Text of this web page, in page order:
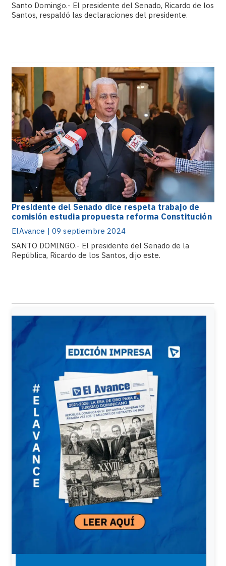
Santo Domingo.- El presidente del Senado, Ricardo de los
Santos, respaldó las declaraciones del presidente.
Presidente del Senado dice respeta trabajo de
comisión estudia propuesta reforma Constitución
ElAvance | 09 septiembre 2024
SANTO DOMINGO.- El presidente del Senado de la
República, Ricardo de los Santos, dijo este.